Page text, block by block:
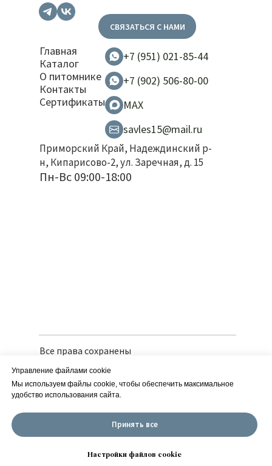
ИП Савчук Е. М. | ИНН 252150166126
| ОГРН 318253600013960 ОКВЭД 01.19.2
Настройки куки
Все права сохранены
Вся предоставленная информация носит
справочный характер и не является
публичной офертой
Главная
Каталог
О питомнике
Контакты
Сертификаты
+7 (951) 021-85-44
+7 (902) 506-80-00
MAX
savles15@mail.ru
Приморский Край, Надеждинский р-
н, Кипарисово-2, ул. Заречная, д. 15
Пн-Вс 09:00-18:00
СВЯЗАТЬСЯ С НАМИ
Управление файлами cookie
Мы используем файлы cookie, чтобы обеспечить максимальное
удобство использования сайта.
Принять все
Настройки файлов cookie